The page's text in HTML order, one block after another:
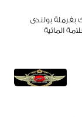
بولندى
المائية